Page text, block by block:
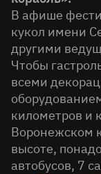
В афише
кукол имени
другими
Чтобы
всеми
километров и
Воронежском
высоте,
автобусов, 7